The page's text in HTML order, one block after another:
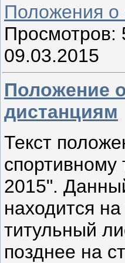
Положения о
Просмотров:
09.03.2015
Положение
дистанциям
Текст
спортивному
2015".
находится
титульный
позднее на